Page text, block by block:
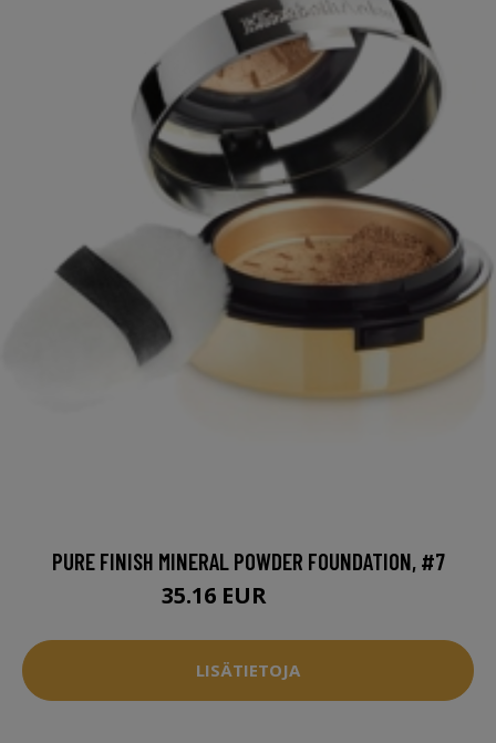
PURE FINISH MINERAL POWDER FOUNDATION, #7
35.16 EUR
LISÄTIETOJA